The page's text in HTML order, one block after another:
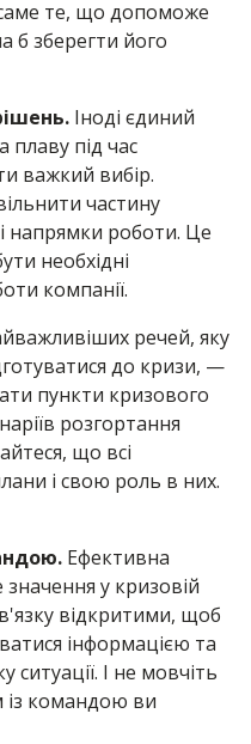
те, що допоможе
б зберегти його
Іноді єдиний
плаву під час
важкий вибір.
частину
напрямки роботи. Це
необхідні
компанії.
речей, яку
до кризи, —
пункти кризового
розгортання
що всі
і свою роль в них.
Ефективна
у кризовій
відкритими, щоб
інформацією та
І не мовчіть
із командою ви